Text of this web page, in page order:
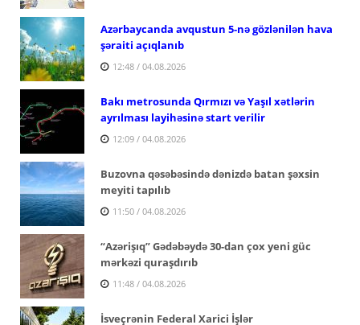
Azərbaycanda avqustun 5-nə gözlənilən hava
şəraiti açıqlanıb
12:48 / 04.08.2026
Bakı metrosunda Qırmızı və Yaşıl xətlərin
ayrılması layihəsinə start verilir
12:09 / 04.08.2026
Buzovna qəsəbəsində dənizdə batan şəxsin
meyiti tapılıb
11:50 / 04.08.2026
“Azərişıq” Gədəbəydə 30-dan çox yeni güc
mərkəzi quraşdırıb
11:48 / 04.08.2026
İsveçrənin Federal Xarici İşlər